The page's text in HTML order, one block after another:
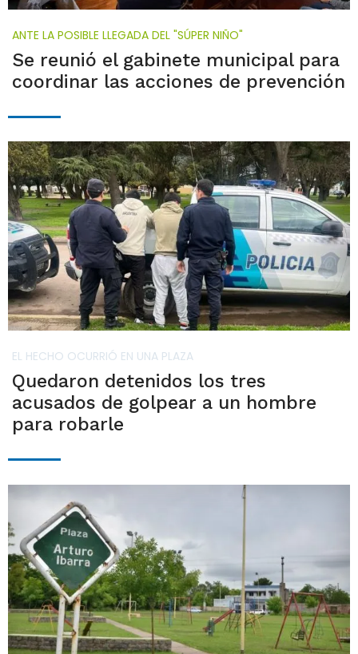
ANTE LA POSIBLE LLEGADA DEL "SÚPER NIÑO"
Se reunió el gabinete municipal para
coordinar las acciones de prevención
EL HECHO OCURRIÓ EN UNA PLAZA
Quedaron detenidos los tres
acusados de golpear a un hombre
para robarle